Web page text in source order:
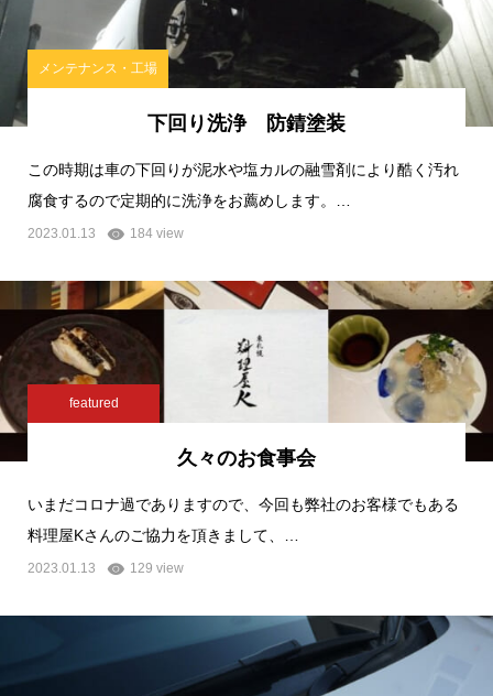
メンテナンス・工場
下回り洗浄 防錆塗装
この時期は車の下回りが泥水や塩カルの融雪剤により酷く汚れ
腐食するので定期的に洗浄をお薦めします。…
2023.01.13 184 view
featured
久々のお食事会
いまだコロナ過でありますので、今回も弊社のお客様でもある
料理屋Kさんのご協力を頂きまして、…
2023.01.13 129 view